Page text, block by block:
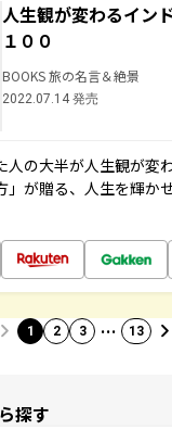
人生観が変わるイン
１００
BOOKS 旅の名言＆絶景
2022.07.14 発売
人の大半が人生観が変
」が贈る、人生を輝か
1 2 3 … 13
探す